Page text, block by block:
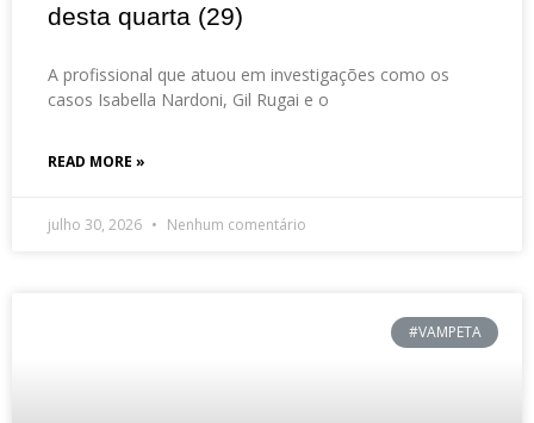
desta quarta (29)
A profissional que atuou em investigações como os
casos Isabella Nardoni, Gil Rugai e o
READ MORE »
julho 30, 2026 Nenhum comentário
#VAMPETA